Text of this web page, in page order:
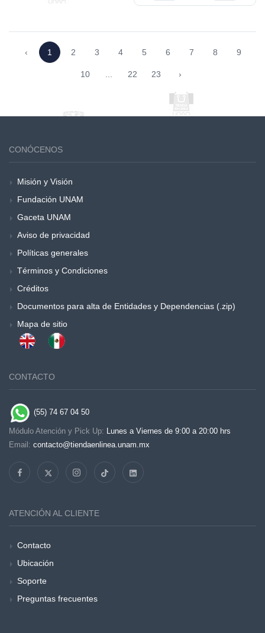
‹ 1 2 3 4 5 6 7 8 9
10 22 23 ›
CONÓCENOS
Misión y Visión
Fundación UNAM
Gaceta UNAM
Aviso de privacidad
Políticas generales
Términos y Condiciones
Créditos
Documentos para alta de Entidades y Dependencias (.zip)
Mapa de sitio
CONTACTO
(55) 74 67 04 50
Módulo Atención y Pick Up: Lunes a Viernes de 9:00 a 20:00 hrs
Email: contacto@tiendaenlinea.unam.mx
ATENCIÓN AL CLIENTE
Contacto
Ubicación
Soporte
Preguntas frecuentes